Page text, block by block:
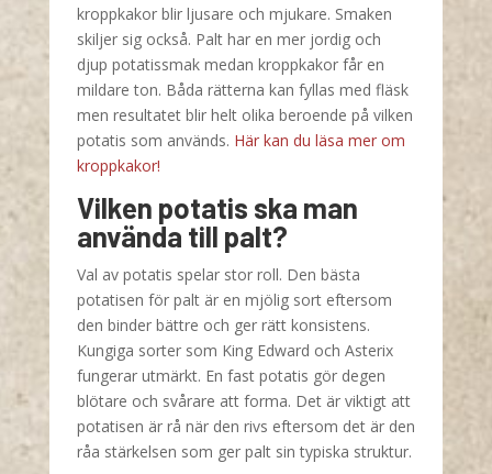
kroppkakor blir ljusare och mjukare. Smaken
skiljer sig också. Palt har en mer jordig och
djup potatissmak medan kroppkakor får en
mildare ton. Båda rätterna kan fyllas med fläsk
men resultatet blir helt olika beroende på vilken
potatis som används. Här kan du läsa mer om
kroppkakor!
Vilken potatis ska man
använda till palt?
Val av potatis spelar stor roll. Den bästa
potatisen för palt är en mjölig sort eftersom
den binder bättre och ger rätt konsistens.
Kungiga sorter som King Edward och Asterix
fungerar utmärkt. En fast potatis gör degen
blötare och svårare att forma. Det är viktigt att
potatisen är rå när den rivs eftersom det är den
råa stärkelsen som ger palt sin typiska struktur.